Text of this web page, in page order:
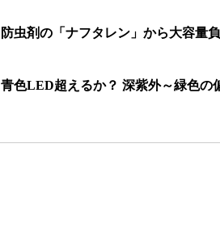
防虫剤の「ナフタレン」から大容量
青色LED超えるか？ 深紫外～緑色の